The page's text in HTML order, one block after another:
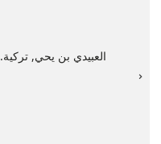
Livre | العبيدي بن يحي‏‏, ‏تركية‏. 070 | 2019